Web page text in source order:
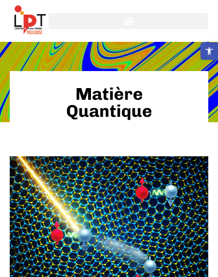
Ouvrir la
Matière
Quantique